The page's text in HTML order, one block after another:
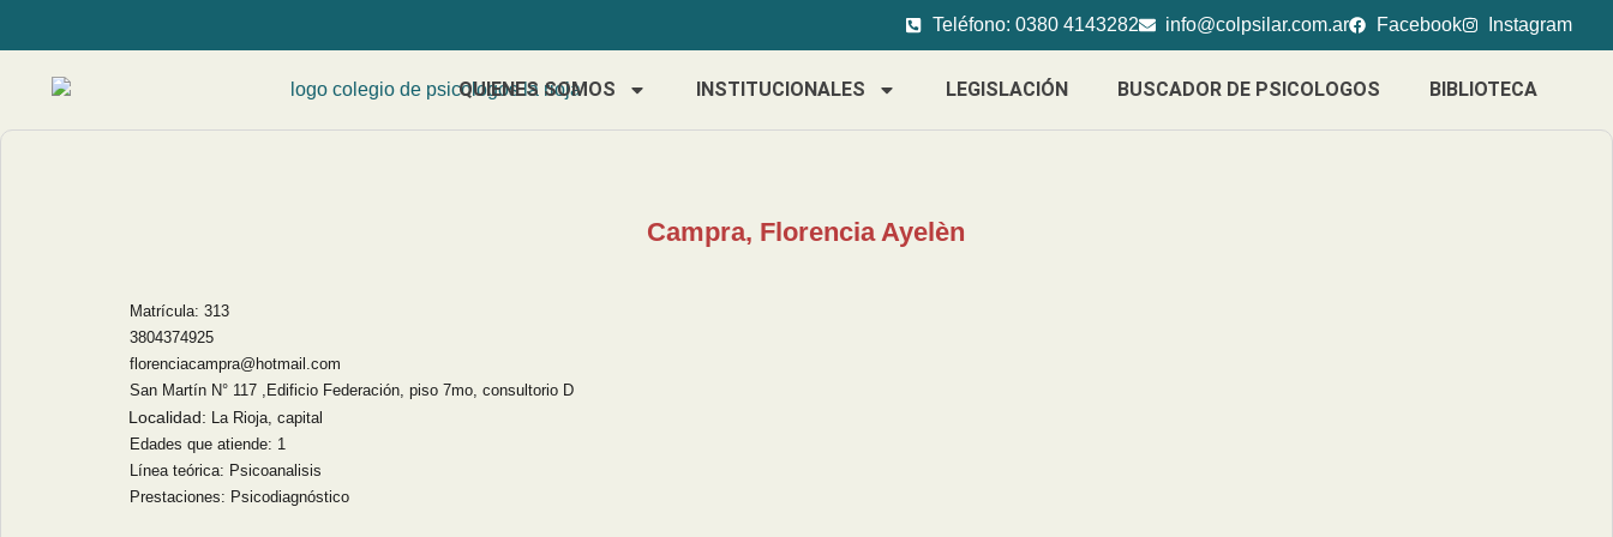
Teléfono: 0380 4143282 info@colpsilar.com.ar Facebook Instagram
QUIENES SOMOS INSTITUCIONALES LEGISLACIÓN BUSCADOR DE PSICOLOGOS BIBLIOTECA
Campra, Florencia Ayelèn
Matrícula: 313
3804374925
florenciacampra@hotmail.com
San Martín N° 117 ,Edificio Federación, piso 7mo, consultorio D
Localidad: La Rioja, capital
Edades que atiende: 1
Línea teórica: Psicoanalisis
Prestaciones: Psicodiagnóstico